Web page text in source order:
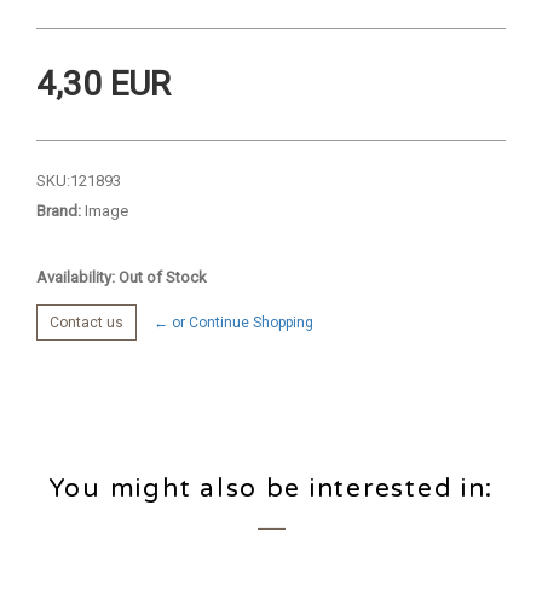
4,30 EUR
SKU:121893
Brand: Image
Availability: Out of Stock
Contact us ← or Continue Shopping
You might also be interested in: